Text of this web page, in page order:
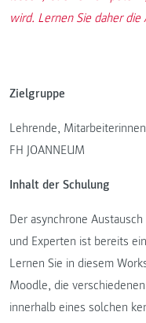
wird. Lernen Sie daher
Zielgruppe
Lehrende,
FH JOANNEUM
Inhalt der Schulung
Der asynchrone
und Experten ist bereits
Lernen Sie in diesem
Moodle, die
innerhalb eines solchen